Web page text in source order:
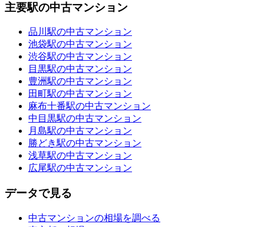
主要駅の中古マンション
品川駅の中古マンション
池袋駅の中古マンション
渋谷駅の中古マンション
目黒駅の中古マンション
豊洲駅の中古マンション
田町駅の中古マンション
麻布十番駅の中古マンション
中目黒駅の中古マンション
月島駅の中古マンション
勝どき駅の中古マンション
浅草駅の中古マンション
広尾駅の中古マンション
データで見る
中古マンションの相場を調べる